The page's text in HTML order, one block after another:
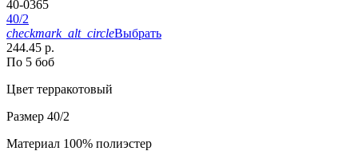
40-0365
40/2
checkmark_alt_circleВыбрать
244.45 р.
По 5 боб
Цвет терракотовый
Размер 40/2
Материал 100% полиэстер